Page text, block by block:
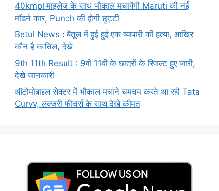
40kmpl माइलेज के साथ भौकाल मचायेंगी Maruti की नई
मॉडर्न कार, Punch की होगी छुट्टी
Betul News : बैतूल में हुई हुई एक व्यापारी की हत्या, आखिर
कौन है कातिल, देखे
9th 11th Result : 9वी 11वी के छात्रों के रिजल्ट हुए जारी,
देखे जानकारी
ऑटोमोबाइल सेक्टर में भौकाल मचाने चमचम करते आ रही Tata
Curvv, लक्जरी फीचर्स के साथ देखे कीमत